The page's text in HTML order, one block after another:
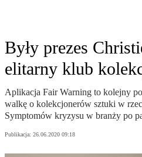
Były prezes
elitarny klub
Aplikacja Fair Warning to kolejny
walkę o kolekcjonerów sztuki w
Symptomów kryzysu w branży po
Publikacja: 26.06.2020 09:18